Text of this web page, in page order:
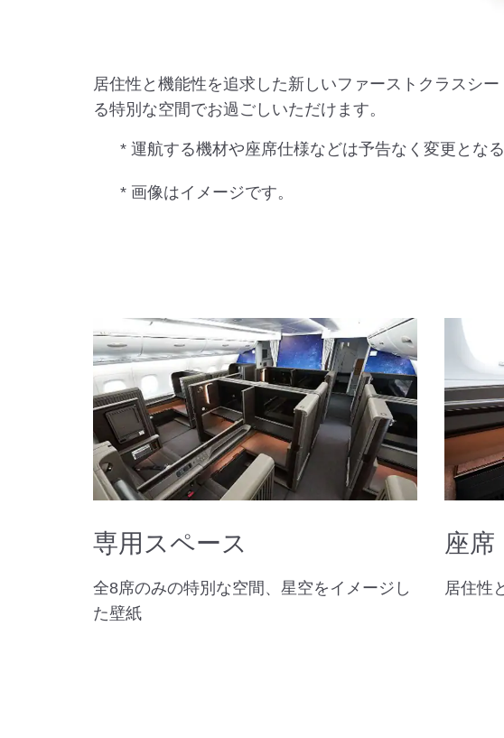
居住性と機能性を追求した新しいファーストクラスシ
る特別な空間でお過ごしいただけます。
* 運航する機材や座席仕様などは予告なく変更とな
* 画像はイメージです。
専用スペース
全8席のみの特別な空間、星空をイメージし
た壁紙
座席
居住性